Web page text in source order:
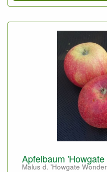
Apfelbaum
Malus d. 'Howgate